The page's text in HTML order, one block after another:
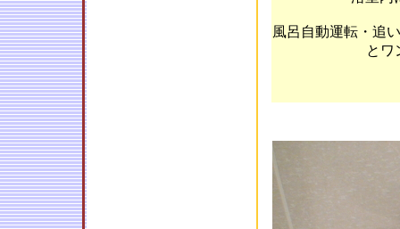
風呂自動運転・追
とワ